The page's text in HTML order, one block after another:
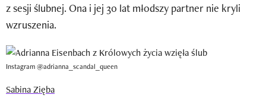
Mój profil / Zarejestruj się
z sesji ślubnej. Ona i jej 30 lat młodszy partner nie kryli
wzruszenia.
Instagram @adrianna_scandal_queen
Sabina Zięba